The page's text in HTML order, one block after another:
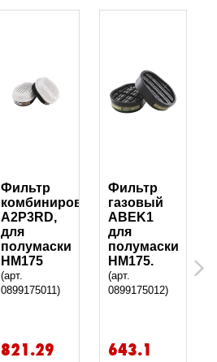
Фильтр
комбинированный
A2P3RD,
для
полумаски
HM175
(арт.
0899175011)
821.29
Фильтр
газовый
ABEK1
для
полумаски
HM175.
(арт.
0899175012)
643.1
Next